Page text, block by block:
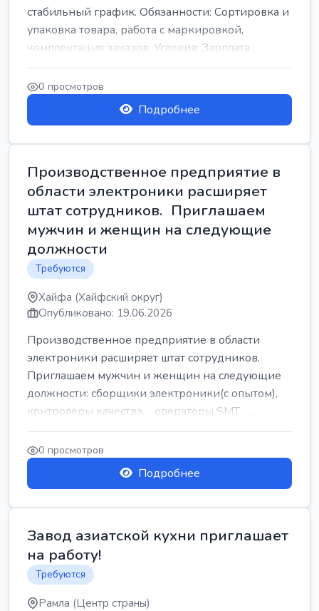
стабильный график. Обязанности: Сортировка и
упаковка товара, работа с маркировкой,
комплектация заказов. Условия: Зарплата...
0 просмотров
Подробнее
Производственное предприятие в
области электроники расширяет
штат сотрудников. Приглашаем
мужчин и женщин на следующие
должности
Требуются
Хайфа (Хайфский округ)
Опубликовано: 19.06.2026
Производственное предприятие в области
электроники расширяет штат сотрудников.
Приглашаем мужчин и женщин на следующие
должности: сборщики электроники(с опытом),
контролеры качества, операторы SMT, ...
0 просмотров
Подробнее
Завод азиатской кухни приглашает
на работу!
Требуются
Рамла (Центр страны)